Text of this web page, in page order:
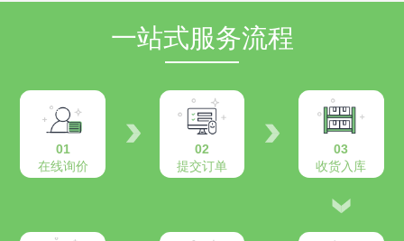
一站式服务流程
01
在线询价
02
提交订单
03
收货入库